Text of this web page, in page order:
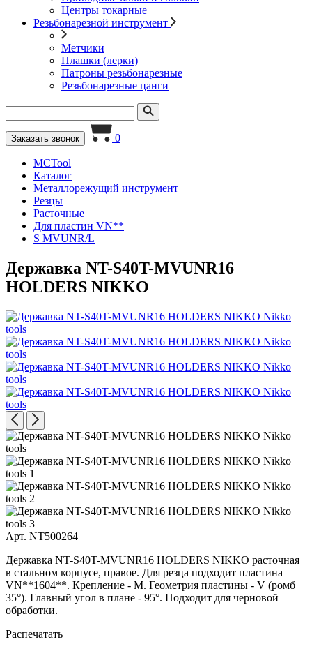
Центры токарные
Резьбонарезной инструмент
Метчики
Плашки (лерки)
Патроны резьбонарезные
Резьбонарезные цанги
Заказать звонок 0
MCTool
Каталог
Металлорежущий инструмент
Резцы
Расточные
Для пластин VN**
S MVUNR/L
Державка NT-S40T-MVUNR16
HOLDERS NIKKO
Арт. NT500264
Державка NT-S40T-MVUNR16 HOLDERS NIKKO расточная
в стальном корпусе, правое. Для резца подходит пластина
VN**1604**. Крепление - M. Геометрия пластины - V (ромб
35°). Главный угол в плане - 95°. Подходит для черновой
обработки.
Распечатать